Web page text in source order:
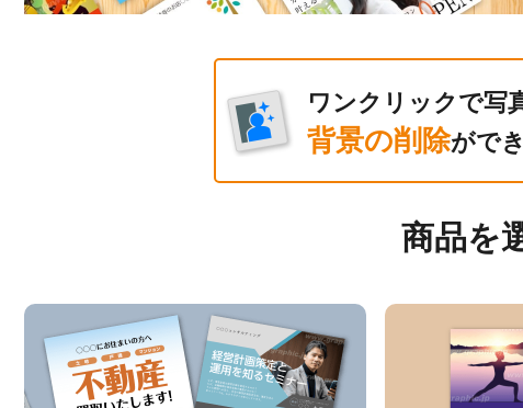
ワンクリックで写
背景の削除がで
商品を